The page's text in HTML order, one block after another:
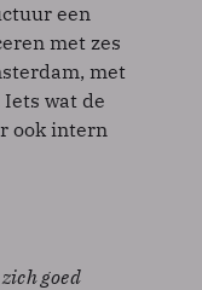
een
met zes
met
wat de
ook intern
goed